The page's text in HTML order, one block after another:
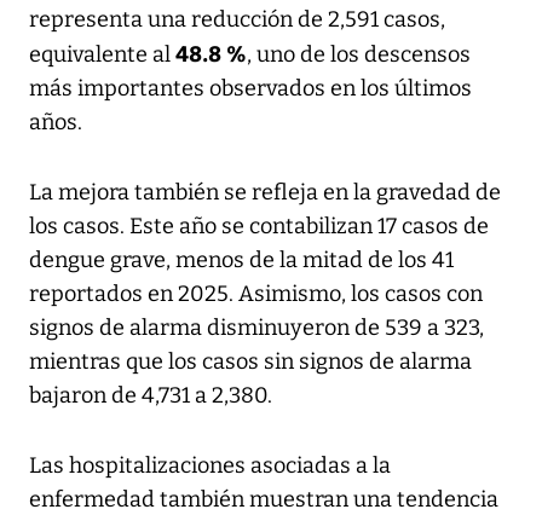
representa una reducción de 2,591 casos,
equivalente al48.8 %, uno de los descensos
más importantes observados en los últimos
años.
La mejora también se refleja en la gravedad de
los casos. Este año se contabilizan 17 casos de
dengue grave, menos de la mitad de los 41
reportados en 2025. Asimismo, los casos con
signos de alarma disminuyeron de 539 a 323,
mientras que los casos sin signos de alarma
bajaron de 4,731 a 2,380.
Las hospitalizaciones asociadas a la
enfermedad también muestran una tendencia